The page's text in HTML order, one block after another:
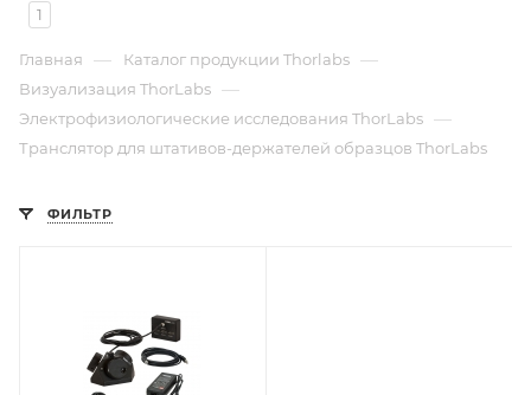
1
Главная — Каталог продукции Thorlabs —
Визуализация ThorLabs —
Электрофизиологические исследования ThorLabs —
Транслятор для штативов-держателей образцов ThorLabs
ФИЛЬТР